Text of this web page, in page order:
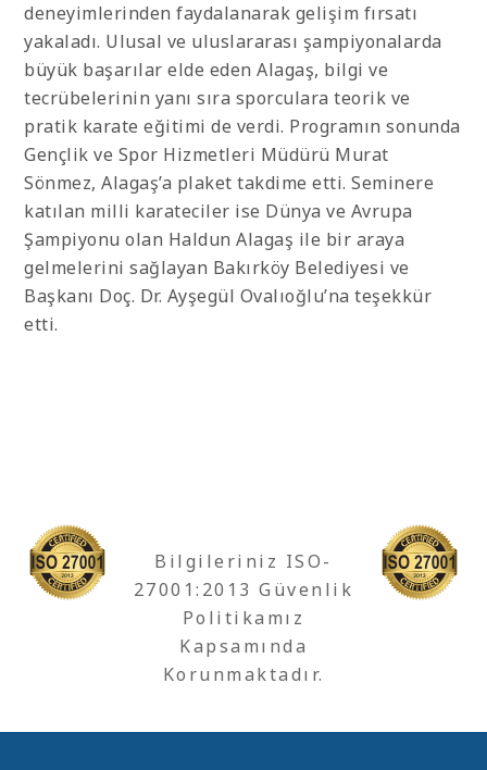
deneyimlerinden faydalanarak gelişim fırsatı
yakaladı. Ulusal ve uluslararası şampiyonalarda
büyük başarılar elde eden Alagaş, bilgi ve
tecrübelerinin yanı sıra sporculara teorik ve
pratik karate eğitimi de verdi. Programın sonunda
Gençlik ve Spor Hizmetleri Müdürü Murat
Sönmez, Alagaş’a plaket takdime etti. Seminere
katılan milli karateciler ise Dünya ve Avrupa
Şampiyonu olan Haldun Alagaş ile bir araya
gelmelerini sağlayan Bakırköy Belediyesi ve
Başkanı Doç. Dr. Ayşegül Ovalıoğlu’na teşekkür
etti.
Bilgileriniz ISO-
27001:2013 Güvenlik
Politikamız
Kapsamında
Korunmaktadır.